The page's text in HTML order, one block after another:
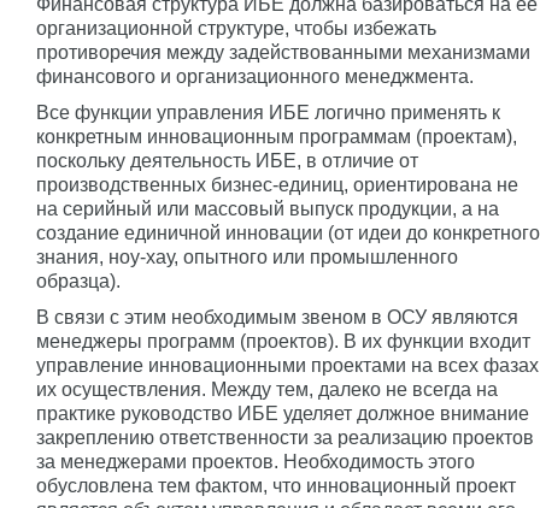
Финансовая структура ИБЕ должна базироваться на её
организационной структуре, чтобы избежать
противоречия между задействованными механизмами
финансового и организационного менеджмента.
Все функции управления ИБЕ логично применять к
конкретным инновационным программам (проектам),
поскольку деятельность ИБЕ, в отличие от
производственных бизнес-единиц, ориентирована не
на серийный или массовый выпуск продукции, а на
создание единичной инновации (от идеи до конкретного
знания, ноу-хау, опытного или промышленного
образца).
В связи с этим необходимым звеном в ОСУ являются
менеджеры программ (проектов). В их функции входит
управление инновационными проектами на всех фазах
их осуществления. Между тем, далеко не всегда на
практике руководство ИБЕ уделяет должное внимание
закреплению ответственности за реализацию проектов
за менеджерами проектов. Необходимость этого
обусловлена тем фактом, что инновационный проект